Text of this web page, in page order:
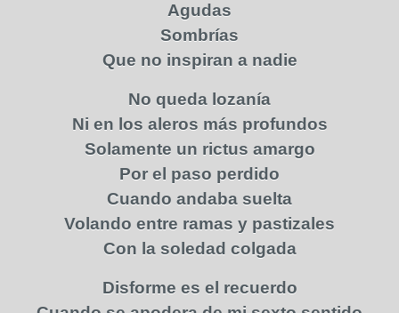
Agudas
Sombrías
Que no inspiran a nadie
No queda lozanía
Ni en los aleros más profundos
Solamente un rictus amargo
Por el paso perdido
Cuando andaba suelta
Volando entre ramas y pastizales
Con la soledad colgada
Disforme es el recuerdo